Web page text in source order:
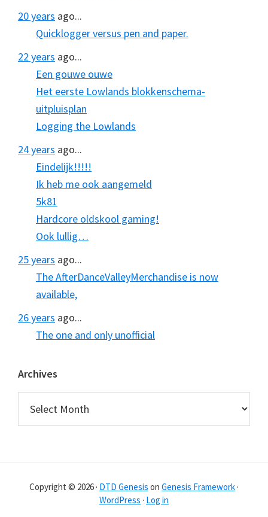
20 years ago...
Quicklogger versus pen and paper.
22 years ago...
Een gouwe ouwe
Het eerste Lowlands blokkenschema-
uitpluisplan
Logging the Lowlands
24 years ago...
Eindelijk!!!!!
Ik heb me ook aangemeld
5k81
Hardcore oldskool gaming!
Ook lullig…
25 years ago...
The AfterDanceValleyMerchandise is now
available,
26 years ago...
The one and only unofficial
Archives
Copyright © 2026 · DTD Genesis on Genesis Framework ·
WordPress · Log in